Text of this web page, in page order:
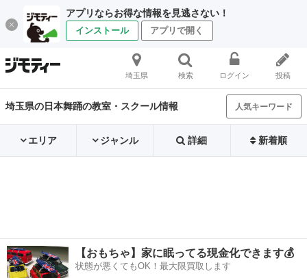
アプリならお得な情報を見逃さない！
インストール アプリで開く
埼玉県 検索 ログイン 投稿
埼玉県の日本舞踊の教室・スクール情報 人気キーワード
エリア ジャンル 詳細 新着順
【おもちゃ】家に眠ってる現金化できます💰
状態が悪くてもOK！最大限買取します